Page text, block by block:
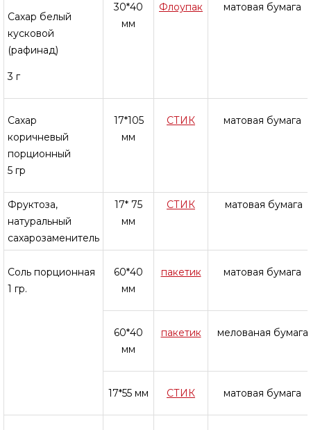
Сахар белый
кусковой
(рафинад)
3 г
30*40
мм
Флоупак матовая бумага
Сахар
коричневый
порционный
5 гр
17*105
мм
СТИК матовая бумага
Фруктоза,
натуральный
сахарозаменитель
17* 75
мм
СТИК матовая бумага
Соль порционная
1 гр.
60*40
мм
пакетик матовая бумага
60*40
мм
пакетик мелованая бумага
17*55 мм СТИК матовая бумага